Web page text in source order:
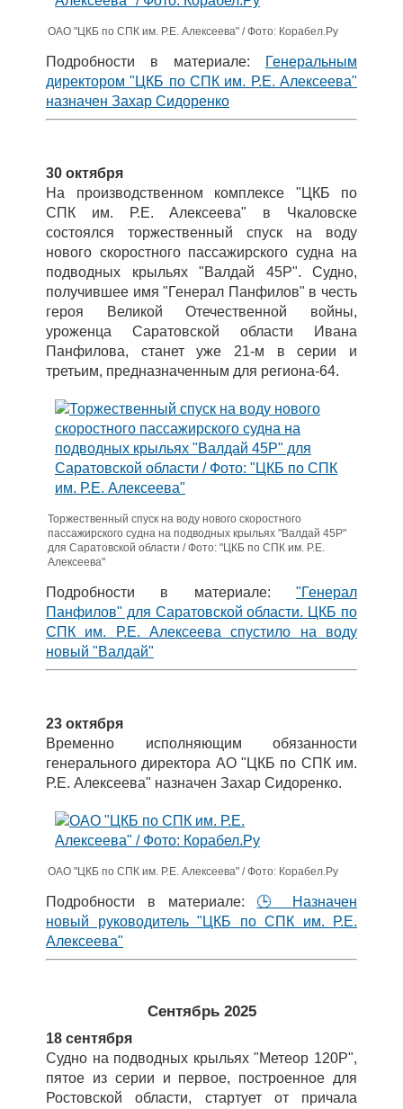
ОАО "ЦКБ по СПК им. Р.Е. Алексеева" / Фото: Корабел.Ру
Подробности в материале:
Генеральным
директором "ЦКБ по СПК им. Р.Е. Алексеева"
назначен Захар Сидоренко
30 октября
На производственном комплексе "ЦКБ по
СПК им. Р.Е. Алексеева" в Чкаловске
состоялся торжественный спуск на воду
нового скоростного пассажирского судна на
подводных крыльях "Валдай 45Р". Судно,
получившее имя "Генерал Панфилов" в честь
героя Великой Отечественной войны,
уроженца Саратовской области Ивана
Панфилова, станет уже 21-м в серии и
третьим, предназначенным для региона-64.
Торжественный спуск на воду нового скоростного
пассажирского судна на подводных крыльях "Валдай 45Р"
для Саратовской области / Фото: "ЦКБ по СПК им. Р.Е.
Алексеева"
Подробности в материале: "Генерал
Панфилов" для Саратовской области. ЦКБ по
СПК им. Р.Е. Алексеева спустило на воду
новый "Валдай"
23 октября
Временно исполняющим обязанности
генерального директора АО "ЦКБ по СПК им.
Р.Е. Алексеева" назначен Захар Сидоренко.
ОАО "ЦКБ по СПК им. Р.Е. Алексеева" / Фото: Корабел.Ру
Подробности в материале: 🕒 Назначен
новый руководитель "ЦКБ по СПК им. Р.Е.
Алексеева"
Сентябрь 2025
18 сентября
Судно на подводных крыльях "Метеор 120Р",
пятое из серии и первое, построенное для
Ростовской области, стартует от причала